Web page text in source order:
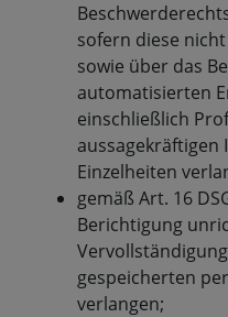
sofern diese
sowie über das
automatisierten
einschließlich
aussagekräftigen
Einzelheiten
gemäß Art. 16
Berichtigung
gespeicherten
verlangen;